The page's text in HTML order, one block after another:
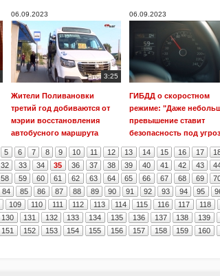
06.09.2023
3:25
Жители Поливановки
третий год добиваются от
мэрии восстановления
автобусного маршрута
06.09.2023
ГИБДД о скоростном
режиме: "Даже
превышение ставит
безопасность под
5 6 7 8 9 10 11 12 13 14 15 16 17
32 33 34 35 36 37 38 39 40 41 42 43
58 59 60 61 62 63 64 65 66 67 68 69
84 85 86 87 88 89 90 91 92 93 94 95
109 110 111 112 113 114 115 116 117 118
130 131 132 133 134 135 136 137 138 139
151 152 153 154 155 156 157 158 159 160